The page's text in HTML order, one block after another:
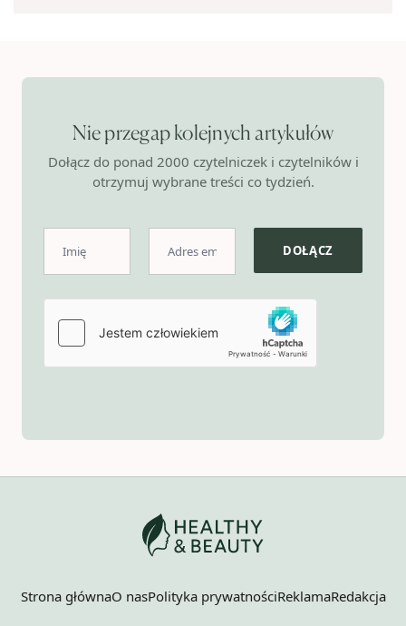
Nie przegap kolejnych artykułów
Dołącz do ponad 2000 czytelniczek i czytelników i
otrzymuj wybrane treści co tydzień.
Strona głównaO nasPolityka prywatnościReklamaRedakcja